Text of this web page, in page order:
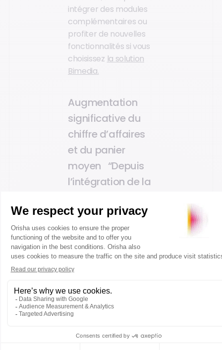
intégrer des modules
complémentaires ou
profiter de nouvelles
fonctionnalités si vous
choisissez la solution
Bimedia.
Augmentation
significative du
chiffre d’affaires
et du panier
moyen “Depuis
l’intégration de la
en quelques
mois,notre chiffre
d’affaires a bondi
de 30 %, et le
panier moyen de
nos clients est
passé de 16 € à